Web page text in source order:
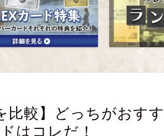
比較】どっちがおすす
はコレだ！